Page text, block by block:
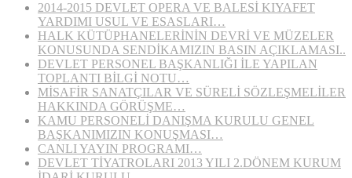
2014-2015 DEVLET OPERA VE BALESİ KIYAFET
YARDIMI USUL VE ESASLARI…
HALK KÜTÜPHANELERİNİN DEVRİ VE MÜZELER
KONUSUNDA SENDİKAMIZIN BASIN AÇIKLAMASI..
DEVLET PERSONEL BAŞKANLIĞI İLE YAPILAN
TOPLANTI BİLGİ NOTU…
MİSAFİR SANATÇILAR VE SÜRELİ SÖZLEŞMELİLER
HAKKINDA GÖRÜŞME…
KAMU PERSONELİ DANIŞMA KURULU GENEL
BAŞKANIMIZIN KONUŞMASI…
CANLI YAYIN PROGRAMI…
DEVLET TİYATROLARI 2013 YILI 2.DÖNEM KURUM